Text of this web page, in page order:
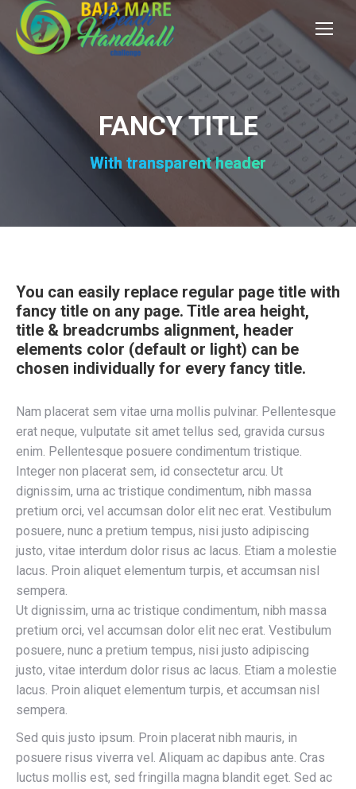
FANCY TITLE
With transparent header
You can easily replace regular page title with
fancy title on any page. Title area height,
title & breadcrumbs alignment, header
elements color (default or light) can be
chosen individually for every fancy title.
Nam placerat sem vitae urna mollis pulvinar. Pellentesque
erat neque, vulputate sit amet tellus sed, gravida cursus
enim. Pellentesque posuere condimentum tristique.
Integer non placerat sem, id consectetur arcu. Ut
dignissim, urna ac tristique condimentum, nibh massa
pretium orci, vel accumsan dolor elit nec erat. Vestibulum
posuere, nunc a pretium tempus, nisi justo adipiscing
justo, vitae interdum dolor risus ac lacus. Etiam a molestie
lacus. Proin aliquet elementum turpis, et accumsan nisl
sempera.
Ut dignissim, urna ac tristique condimentum, nibh massa
pretium orci, vel accumsan dolor elit nec erat. Vestibulum
posuere, nunc a pretium tempus, nisi justo adipiscing
justo, vitae interdum dolor risus ac lacus. Etiam a molestie
lacus. Proin aliquet elementum turpis, et accumsan nisl
sempera.
Sed quis justo ipsum. Proin placerat nibh mauris, in
posuere risus viverra vel. Aliquam ac dapibus ante. Cras
luctus mollis est, sed fringilla magna blandit eget. Sed ac